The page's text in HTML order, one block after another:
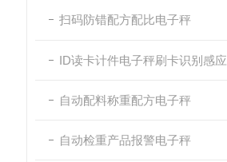
扫码防错配方配比电子秤
ID读卡计件电子秤刷卡识别感应
自动配料称重配方电子秤
自动检重产品报警电子秤